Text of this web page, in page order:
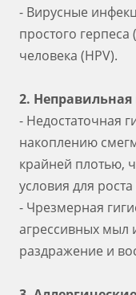
- Вирусные
простого
человека (HPV).
2. Неправильная
- Недостаточная
накоплению
крайней плотью,
условия для
- Чрезмерная
агрессивных мыл
раздражение и